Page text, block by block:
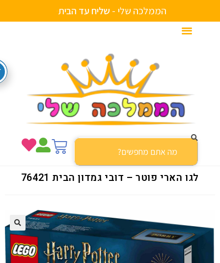
הממלכה שלי -ש ל יחעד הב ת
לגו הארי פוטר – דובי גמדון הבית 76421